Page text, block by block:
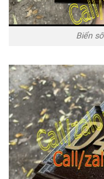
Biển